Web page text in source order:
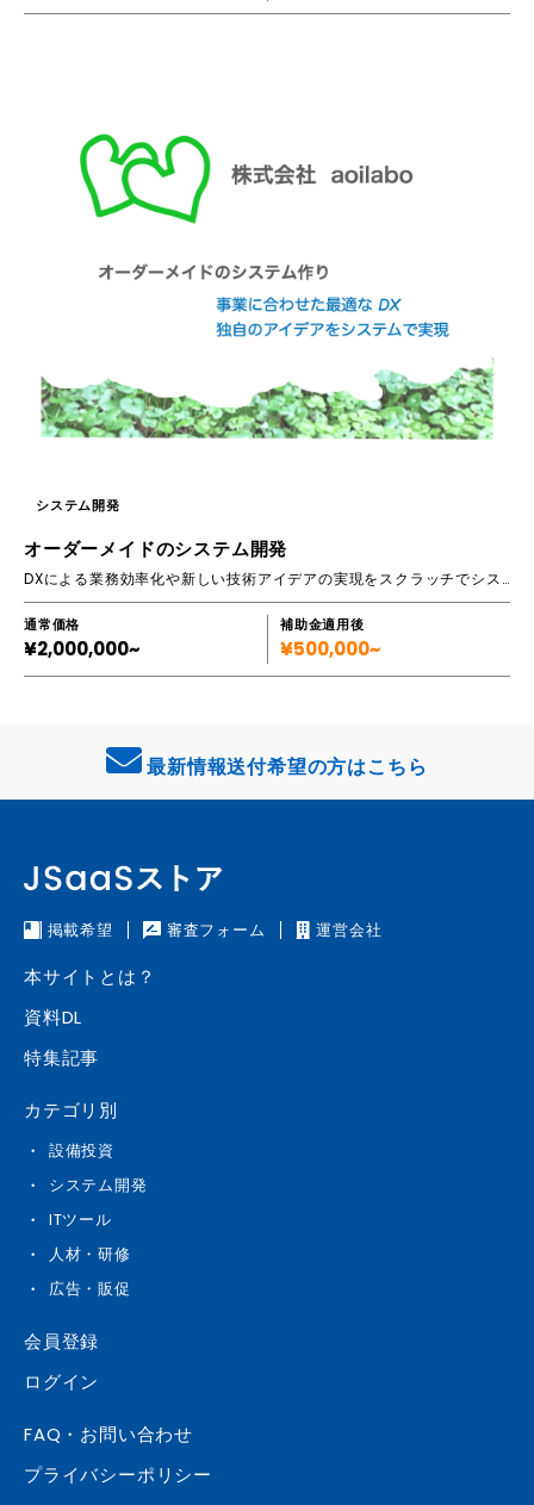
システム開発
オーダーメイドのシステム開発
DXによる業務効率化や新しい技術アイデアの実現をスクラッチでシステム開発
通常価格
¥2,000,000~
補助金適用後
¥500,000~
最新情報送付希望の方はこちら
掲載希望 審査フォーム 運営会社
本サイトとは？
資料DL
特集記事
カテゴリ別
設備投資
システム開発
ITツール
人材・研修
広告・販促
会員登録
ログイン
FAQ・お問い合わせ
プライバシーポリシー